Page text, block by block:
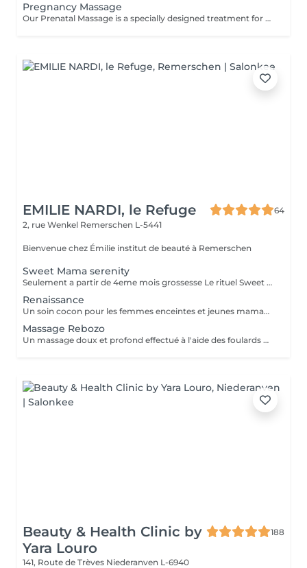
Pregnancy Massage
Our Prenatal Massage is a specially designed treatment for all stages of pregnancy after the first trimester. It includes full body massage and relaxing facial massage. Pregnancy support cushions are used throughout to ensure total comfort
EMILIE NARDI, le Refuge
64
2, rue Wenkel Remerschen L-5441
Bienvenue chez Émilie institut de beauté à Remerschen
Sweet Mama serenity
Seulement a partir de 4eme mois grossesse Le rituel Sweet Mama Serenity est un véritable soin régénérant pour la future maman qui permet de délier les zones de tension, d'apporter détente et relaxation, et d'apaiser l'esprit dans cette période particulière. C'est également un doux moment de connexion avec bébé. Les bienfaits du massage : Améliore la qualité du sommeil Active la circulation sanguine Stimule la vitalité Réduit le stress et l'anxiété Active le drainage lymphatique et favorise l'élimination des toxines Réduit les inconforts liés à la grossesse (douleurs dorsales, sciatique, maux de tête) Soulagement des jambes lourdes Prépare à l'accouchement en apaisant le mental Apaise également bébé in utero (bébé ressent le bien-être de sa maman)
Renaissance
Un soin cocon pour les femmes enceintes et jeunes mamans. Le rituel débute par un resserrage Rebozo doux, suivi d'un soin visage apaisant et d'un massage adapté. Idéal pour se reconnecter à soi et se sentir enveloppée.
Massage Rebozo
Un massage doux et profond effectué à l'aide des foulards Rebozo. Il permet un lâcher-prise émotionnel, un recentrage corporel et une profonde sensation de sécurité.
Beauty & Health Clinic by
Yara Louro
188
141, Route de Trèves Niederanven L-6940